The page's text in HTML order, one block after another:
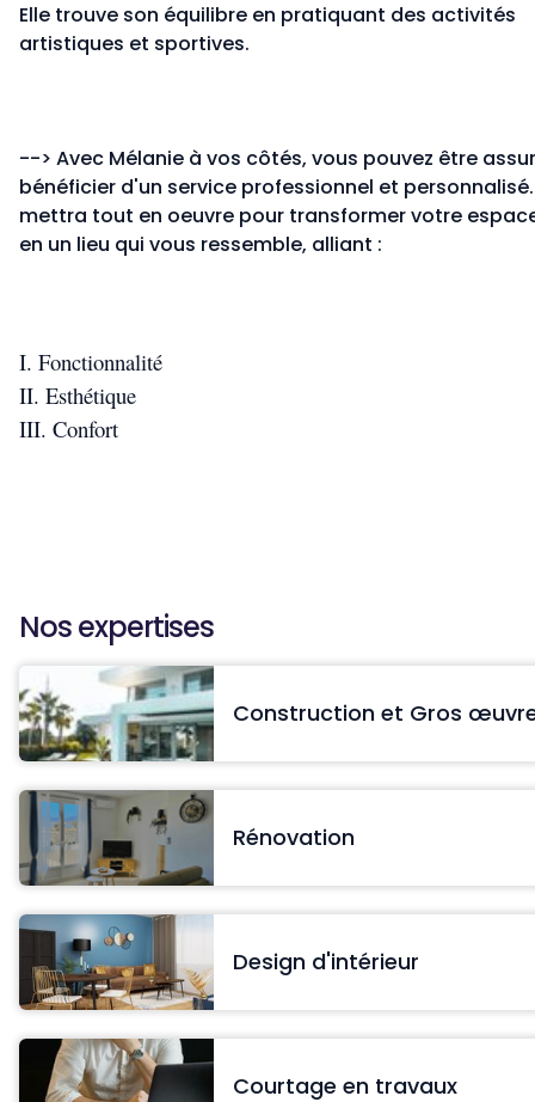
Elle trouve son équilibre en pratiquant des activités
artistiques et sportives.
--> Avec Mélanie à vos côtés, vous pouvez être
bénéficier d'un service professionnel et personnalisé.
mettra tout en oeuvre pour transformer votre
en un lieu qui vous ressemble, alliant :
Fonctionnalité
Esthétique
Confort
Nos expertises
Construction et Gros
Rénovation
Design d'intérieur
Courtage en travaux